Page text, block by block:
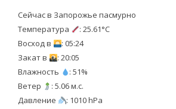
Сейчас в Запорожье пасмурно
Температура
: 25.61°C
Восход в
: 05:24
Закат в
: 20:05
Влажность
: 51%
Ветер
: 5.06 м.с.
Давление
: 1010 hPa